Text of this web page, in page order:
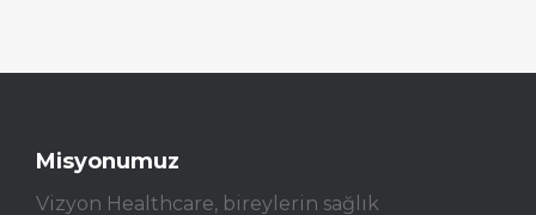
Misyonumuz
Vizyon Healthcare, bireylerin sağlık